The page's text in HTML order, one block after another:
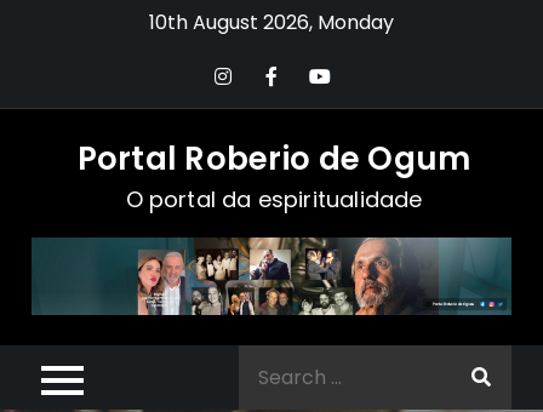
10th August 2026, Monday
Portal Roberio de Ogum
O portal da espiritualidade